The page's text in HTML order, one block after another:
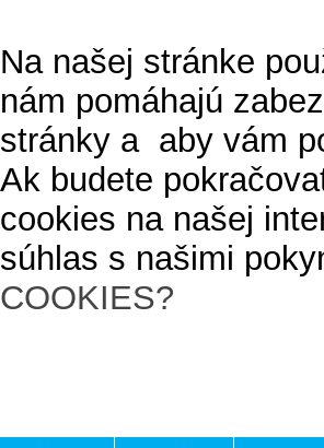
Na našej stránke
nám pomáhajú
stránky a aby vám
Ak budete
cookies na našej
súhlas s našimi
COOKIES?